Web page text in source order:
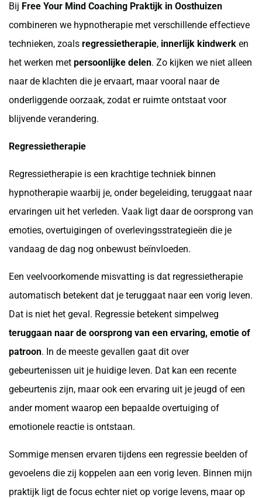
Bij Free Your Mind Coaching Praktijk in Oosthuizen
combineren we hypnotherapie met verschillende effectieve
technieken, zoals regressietherapie, innerlijk kindwerk en
het werken met persoonlijke delen. Zo kijken we niet alleen
naar de klachten die je ervaart, maar vooral naar de
onderliggende oorzaak, zodat er ruimte ontstaat voor
blijvende verandering.
Regressietherapie
Regressietherapie is een krachtige techniek binnen
hypnotherapie waarbij je, onder begeleiding, teruggaat naar
ervaringen uit het verleden. Vaak ligt daar de oorsprong van
emoties, overtuigingen of overlevingsstrategieën die je
vandaag de dag nog onbewust beïnvloeden.
Een veelvoorkomende misvatting is dat regressietherapie
automatisch betekent dat je teruggaat naar een vorig leven.
Dat is niet het geval. Regressie betekent simpelweg
teruggaan naar de oorsprong van een ervaring, emotie of
patroon. In de meeste gevallen gaat dit over
gebeurtenissen uit je huidige leven. Dat kan een recente
gebeurtenis zijn, maar ook een ervaring uit je jeugd of een
ander moment waarop een bepaalde overtuiging of
emotionele reactie is ontstaan.
Sommige mensen ervaren tijdens een regressie beelden of
gevoelens die zij koppelen aan een vorig leven. Binnen mijn
praktijk ligt de focus echter niet op vorige levens, maar op